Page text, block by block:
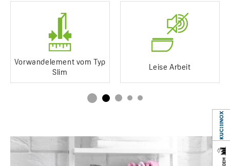
Service mit Anfahrt zum
Nein
Jahre Garantie
10 *sehen Sie sich die
Einzelheiten der
Vorwandelement vom Typ
Slim
Leise Arbeit